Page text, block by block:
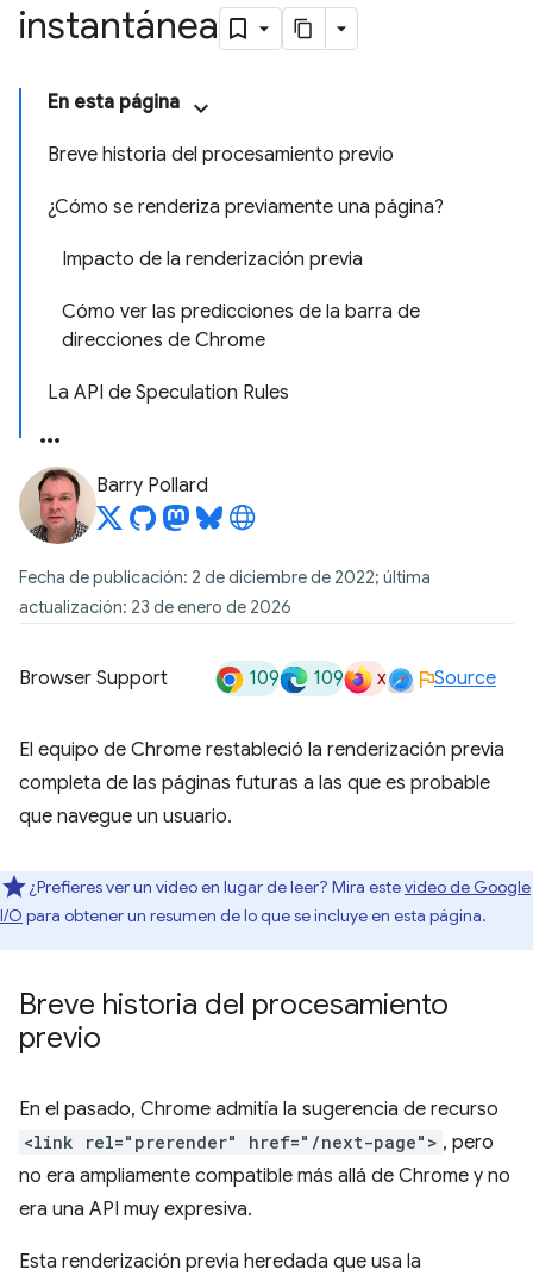
instantánea
En esta página
Breve historia del procesamiento previo
¿Cómo se renderiza previamente una página?
Impacto de la renderización previa
Cómo ver las predicciones de la barra de
direcciones de Chrome
La API de Speculation Rules
Barry Pollard
Fecha de publicación: 2 de diciembre de 2022; última
actualización: 23 de enero de 2026
Browser Support 109 109 x Source
El equipo de Chrome restableció la renderización previa
completa de las páginas futuras a las que es probable
que navegue un usuario.
¿Prefieres ver un video en lugar de leer? Mira estevideo de Google
I/O para obtener un resumen de lo que se incluye en esta página.
Breve historia del procesamiento
previo
En el pasado, Chrome admitía la sugerencia de recurso
<link rel="prerender" href="/next-page"> , pero
no era ampliamente compatible más allá de Chrome y no
era una API muy expresiva.
Esta renderización previa heredada que usa la